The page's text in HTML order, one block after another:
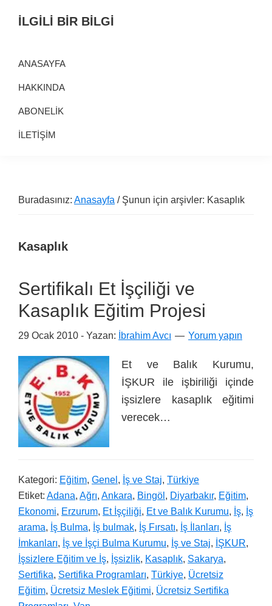
navigasyona
content
alanaİLGİLİ BİR BİLGİ
ANASAYFA
HAKKINDA
ABONELİK
İLETİŞİM
Buradasınız: Anasayfa / Şunun için arşivler: Kasaplık
Kasaplık
Sertifikalı Et İşçiliği ve
Kasaplık Eğitim Projesi
29 Ocak 2010 - Yazan: İbrahim Avcı Yorum yapın
Et ve Balık Kurumu,
İŞKUR ile işbiriliği içinde
işsizlere kasaplık eğitimi
verecek…
Kategori: Eğitim, Genel , İş ve Staj, Türkiye
Etiket: Adana, Ağrı, Ankara, Bingöl , Diyarbakır, Eğitim,
Ekonomi, Erzurum, Et İşçiliği, Et ve Balık Kurumu, İş, İş
arama, İş Bulma, İş bulmak, İş Fırsatı, İş İlanları, İş
İmkanları, İş ve İşçi Bulma Kurumu, İş ve Staj, İŞKUR,
İşsizlere Eğitim ve İş, İşsizlik, Kasaplık, Sakarya,
Sertifika, Sertifika Programları, Türkiye, Ücretsiz
Eğitim, Ücretsiz Meslek Eğitimi, Ücretsiz Sertifika